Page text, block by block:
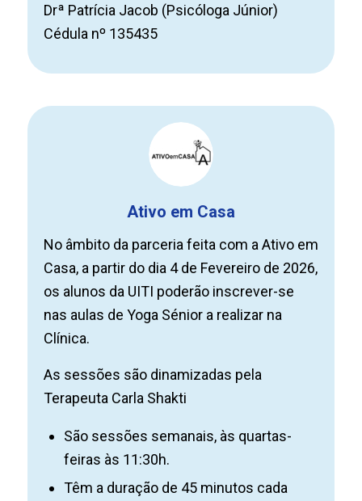
Drª Patrícia Jacob (Psicóloga Júnior)
Cédula nº 135435
Ativo em Casa
No âmbito da parceria feita com a Ativo em
Casa, a partir do dia 4 de Fevereiro de 2026,
os alunos da UITI poderão inscrever-se
nas aulas de Yoga Sénior a realizar na
Clínica.
As sessões são dinamizadas pela
Terapeuta Carla Shakti
São sessões semanais, às quartas-
feiras às 11:30h.
Têm a duração de 45 minutos cada